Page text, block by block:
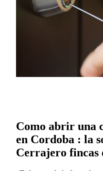
Como abrir una
en Cordoba : la
Cerrajero fincas